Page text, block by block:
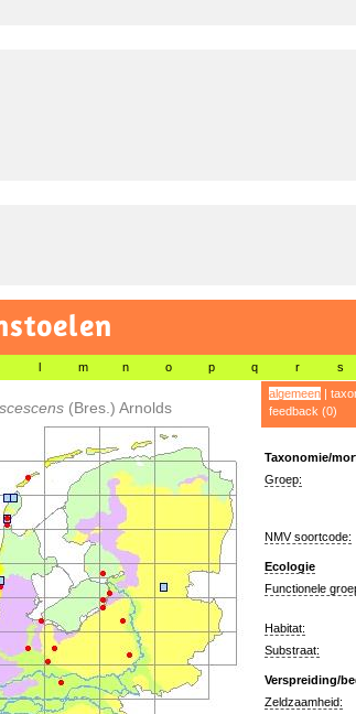
l m n o p q r s
(Bres.) Arnolds
algemeen|
feedback (0)
Taxonomie/
Groep:
NMV soortcode:
Ecologie
Functionele
Habitat:
Substraat:
Verspreiding/
Zeldzaamheid: